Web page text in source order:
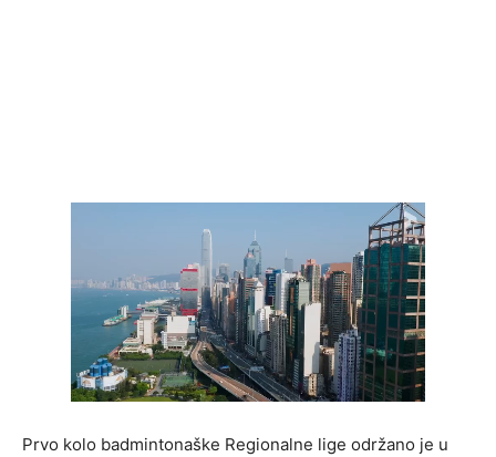
Prvo kolo badmintonaške Regionalne lige održano je u